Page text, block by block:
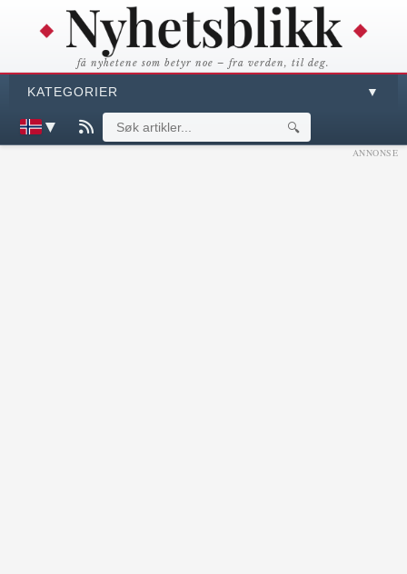
få nyhetene som betyr noe – fra verden, til deg.
KATEGORIER ▼
▼ 🔍
ANNONSE